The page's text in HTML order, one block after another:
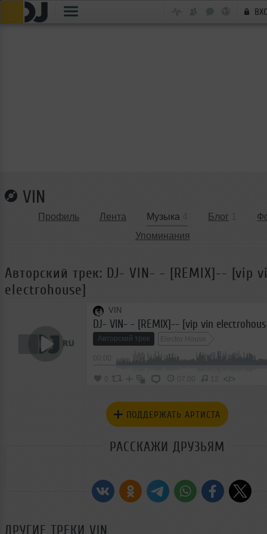
VIN
Профиль Лента Музыка Блог
Упоминания
Авторский трек: DJ- VIN- - [REMIX]-- [vip
electrohouse]
VIN
DJ- VIN- - [REMIX]-- [vip vin
Авторский трек Electro House
07:00 12 </>
ПОДДЕРЖАТЬ АРТИСТА
РАССКАЖИ ДРУЗЬЯМ
ДРУГИЕ ТРЕКИ VIN